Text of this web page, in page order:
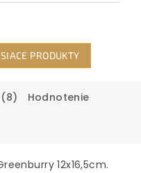
PRODUKTY
Hodnotenie
12x16,5cm.